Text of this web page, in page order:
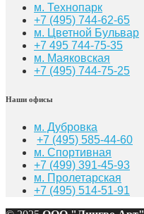
м. Технопарк
+7 (495) 744-62-65
м. Цветной Бульвар
+7 495 744-75-35
м. Маяковская
+7 (495) 744-75-25
Наши офисы
м. Дубровка
+7 (495) 585-44-60
м. Спортивная
+7 (499) 391-45-93
м. Пролетарская
+7 (495) 514-51-91